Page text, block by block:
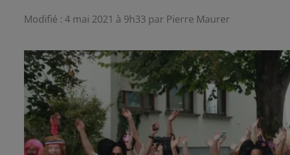
Modifié : 4 mai 2021 à 9h33 par Pierre Maurer